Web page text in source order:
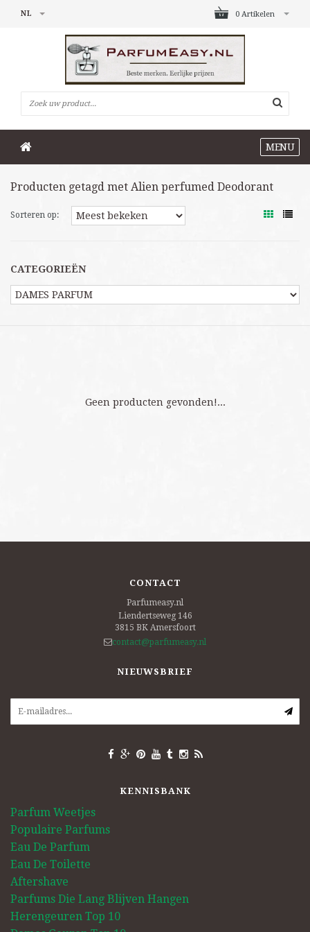
0 Artikelen
NL
MENU
Producten getagd met Alien perfumed Deodorant
Sorteren op:
CATEGORIEËN
Geen producten gevonden!...
CONTACT
Parfumeasy.nl
Liendertseweg 146
3815 BK Amersfoort
contact@parfumeasy.nl
NIEUWSBRIEF
KENNISBANK
Parfum Weetjes
Populaire Parfums
Eau De Parfum
Eau De Toilette
Aftershave
Parfums Die Lang Blijven Hangen
Herengeuren Top 10